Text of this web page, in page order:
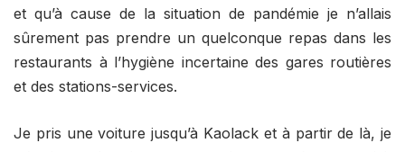
et qu’à cause de la situation de pandémie je n’allais
sûrement pas prendre un quelconque repas dans les
restaurants à l’hygiène incertaine des gares routières
et des stations-services.
Je pris une voiture jusqu’à Kaolack et à partir de là, je